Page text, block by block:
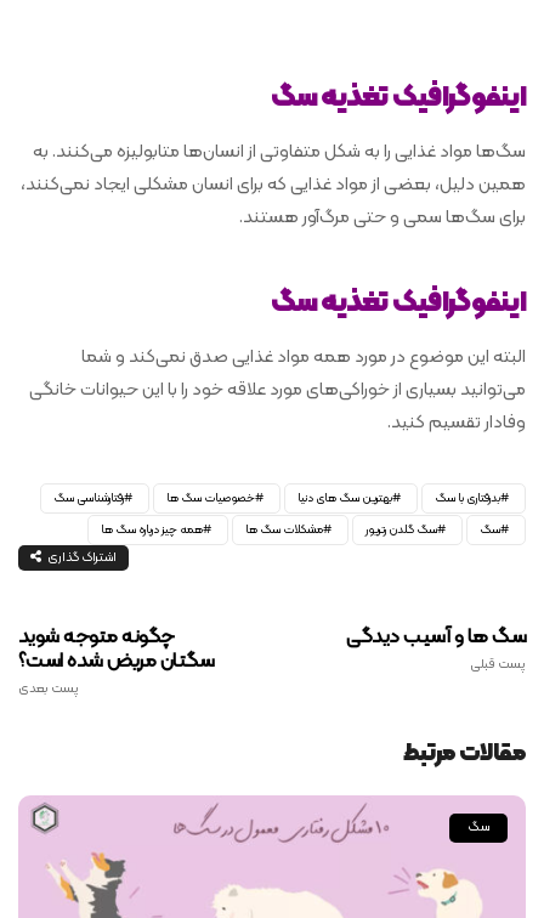
اینفوگرافیک تغذیه سگ
سگ‌ها مواد غذایی را به شکل متفاوتی از انسان‌ها متابولیزه می‌کنند. به
همین دلیل، بعضی از مواد غذایی که برای انسان مشکلی ایجاد نمی‌کنند،
برای سگ‌ها سمی و حتی مرگ‌آور هستند.
اینفوگرافیک تغذیه سگ
البته این موضوع در مورد همه مواد غذایی صدق نمی‌کند و شما
می‌توانید بسیاری از خوراکی‌های مورد علاقه خود را با این حیوانات خانگی
وفادار تقسیم کنید.
بدرفتاری با سگ بهترین سگ های دنیا خصوصیات سگ ها
رفتارشناسی سگ
سگ
سگ گلدن رتریور مشکلات سگ ها همه چیز درباره سگ ها
اشتراک گذاری
چگونه متوجه شوید
سگتان مریض شده است؟
پست بعدی
سگ ها و آسیب دیدگی
پست قبلی
مقالات مرتبط
سگ